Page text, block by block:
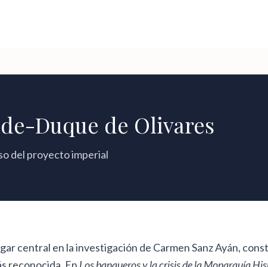
Duque de Olivares
del proyecto imperial
central en la investigación de Carmen Sanz Ayán,